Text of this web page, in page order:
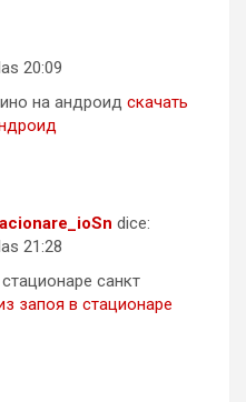
20:09
на андроид скачать
dice:
21:28
санкт
запоя в стационаре